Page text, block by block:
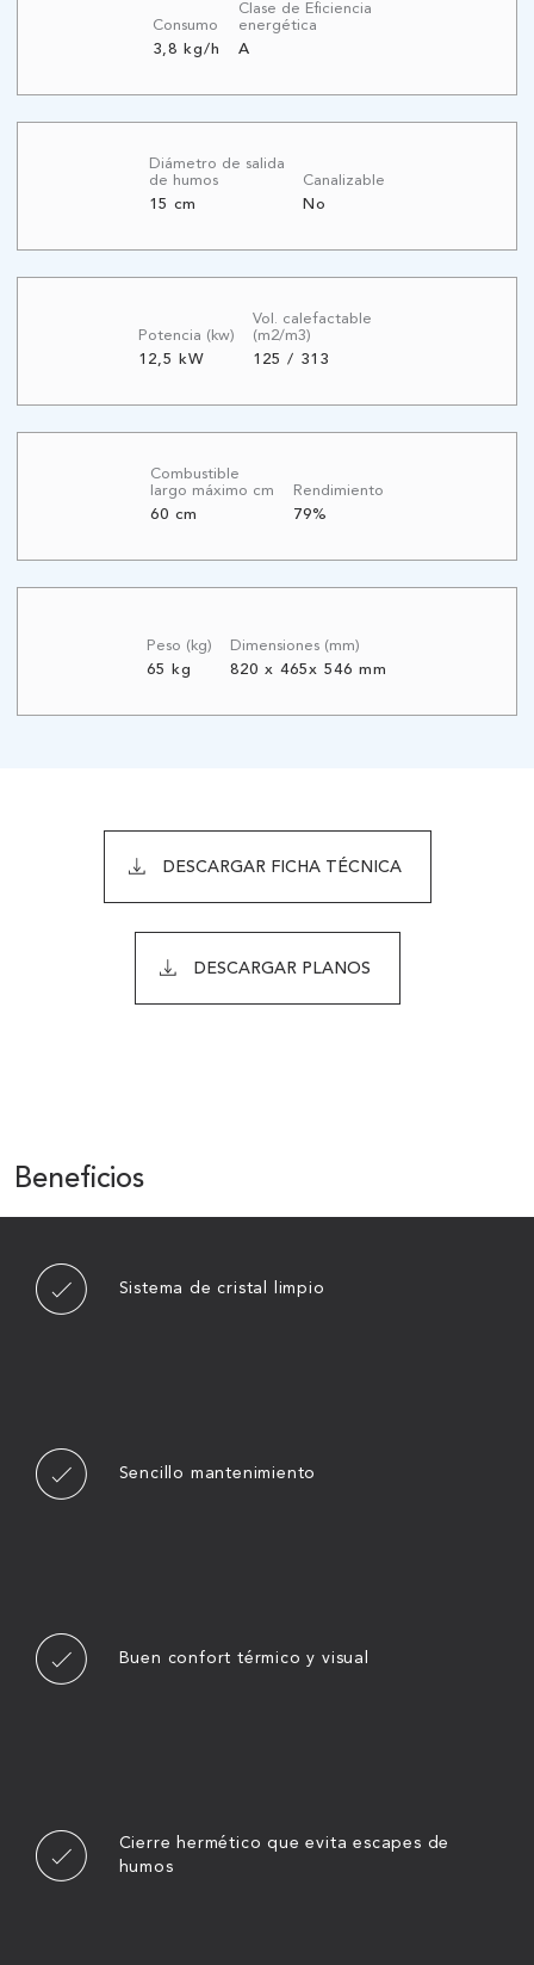
Consumo
3,8 kg/h
Clase de Eficiencia
energética
A
Diámetro de salida
de humos
15 cm
Canalizable
No
Potencia (kw)
12,5 kW
Vol. calefactable
(m2/m3)
125 / 313
Combustible
largo máximo cm
60 cm
Rendimiento
79%
Peso (kg)
65 kg
Dimensiones (mm)
820 x 465x 546 mm
DESCARGAR FICHA TÉCNICA
DESCARGAR PLANOS
Beneficios
Sistema de cristal limpio
Sencillo mantenimiento
Buen confort térmico y visual
Cierre hermético que evita escapes de
humos